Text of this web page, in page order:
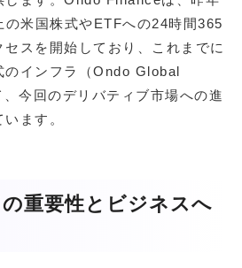
の米国株式やETFへの24時間365
スを開始しており、これまでに
のインフラ（Ondo Global
今回のデリバティブ市場への進
ます。
重要性とビジネスへ